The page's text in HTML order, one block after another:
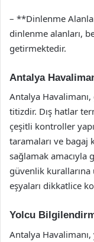
– **Dinlenme
dinlenme alanları,
getirmektedir.
Antalya
Antalya
titizdir. Dış hatlar
çeşitli kontroller
taramaları ve bagaj
sağlamak amacıyla
güvenlik kurallarına
eşyaları dikkatlice
Yolcu
Antalya